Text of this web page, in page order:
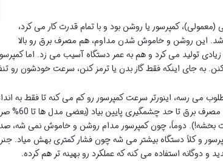
(معمولی)، کمپرسور یا روشن بود و با تمام قدرت کار می کرد،
این روشن و خاموش شدن مداوم، هم مصرف برق رو بالا
تولید می کرد و هم به عمر دستگاه آسیب می زد. اما
به جای اینکه فقط گاز بدن یا ترمز کنن، سرعت خودشون رو
می رسه، اینورتر سرعت کمپرسور رو کم می کنه تا فقط به
باعث می شه:
بخشه!). دوماً، چون کمپرسور مدام روشن و خاموش نمی شه،
و کلاً دستگاه بیشتر می شه چون فشار کمتری بهش میاد.
و دوگانه استفاده می کنه که عملکرد رو بهینه تر هم کرده.